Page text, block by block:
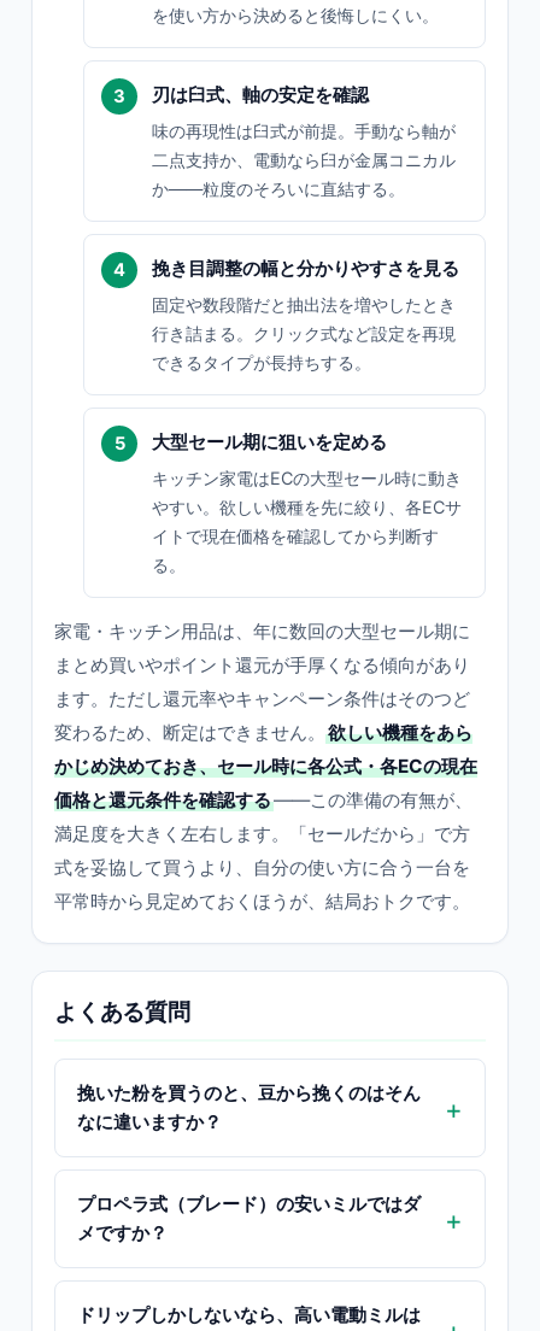
を使い方から決めると後悔しにくい。
刃は臼式、軸の安定を確認
味の再現性は臼式が前提。手動なら軸が
二点支持か、電動なら臼が金属コニカル
か——粒度のそろいに直結する。
挽き目調整の幅と分かりやすさを見る
固定や数段階だと抽出法を増やしたとき
行き詰まる。クリック式など設定を再現
できるタイプが長持ちする。
大型セール期に狙いを定める
キッチン家電はECの大型セール時に動き
やすい。欲しい機種を先に絞り、各ECサ
イトで現在価格を確認してから判断す
る。
家電・キッチン用品は、年に数回の大型セール期に
まとめ買いやポイント還元が手厚くなる傾向があり
ます。ただし還元率やキャンペーン条件はそのつど
変わるため、断定はできません。
欲しい機種をあら
かじめ決めておき、セール時に各公式・各ECの現在
価格と還元条件を確認する——この準備の有無が、
満足度を大きく左右します。「セールだから」で方
式を妥協して買うより、自分の使い方に合う一台を
平常時から見定めておくほうが、結局おトクです。
よくある質問
挽いた粉を買うのと、豆から挽くのはそん
なに違いますか？
プロペラ式（ブレード）の安いミルではダ
メですか？
ドリップしかしないなら、高い電動ミルは